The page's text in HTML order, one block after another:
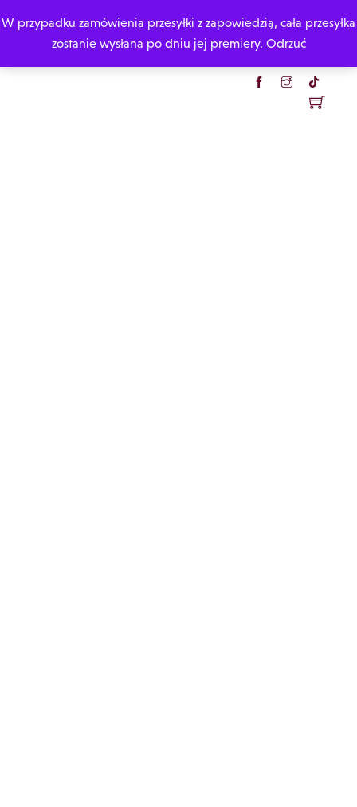
to
W przypadku zamówienia przesyłki z zapowiedzią, cała przesyłka
zostanie wysłana po dniu jej premiery. Odrzuć
Katarzyna Rzepecka
Menu